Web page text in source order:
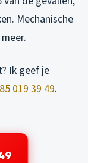
Mechanische
Ik geef je
019 39 49.